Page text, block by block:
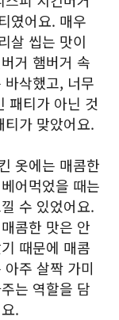
였어요. 매우
살 씹는 맛이
거 햄버거 속
삭했고, 너무
패티가 아닌 것
가 맞았어요.
옷에는 매콤한
어먹었을 때는
수 있었어요.
콤한 맛은 안
때문에 매콤
주 살짝 가미
는 역할을 담
.